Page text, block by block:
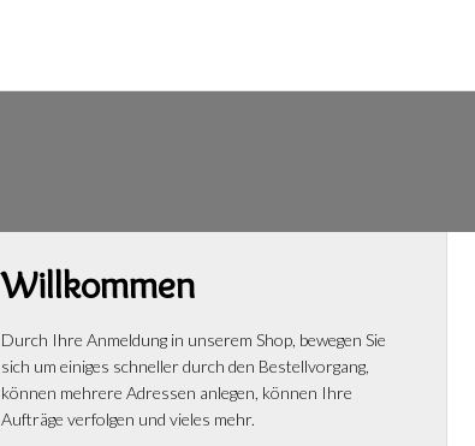
Willkommen
Durch Ihre Anmeldung in unserem Shop, bewegen Sie
sich um einiges schneller durch den Bestellvorgang,
können mehrere Adressen anlegen, können Ihre
Aufträge verfolgen und vieles mehr.